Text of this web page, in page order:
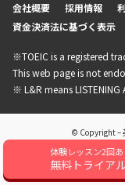
体験レッスン2回あ
無料トライア
会社概要 採用情報
資金決済法に基づく表示
※TOEIC is a registered
This web page is not
※ L&R means LISTENING
© Copyright –